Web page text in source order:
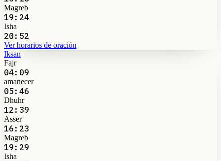
Magreb
19:24
Isha
20:52
Ver horarios de oración
Iksan
Fajr
04:09
amanecer
05:46
Dhuhr
12:39
Asser
16:23
Magreb
19:29
Isha